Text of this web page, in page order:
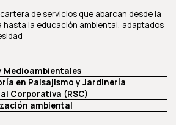
de servicios que abarcan desde la
la educación ambiental, adaptados
Medioambientales
en Paisajismo y Jardinería
Corporativa (RSC)
ambiental